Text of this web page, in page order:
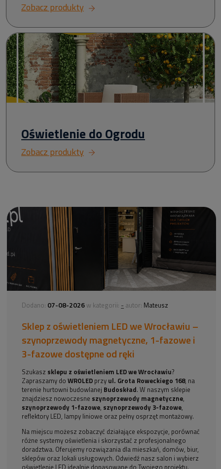
Zobacz produkty
Oświetlenie do Ogrodu
Zobacz produkty
Dodano: 07-08-2026 w kategorii: - autor: Mateusz
Sklep z oświetleniem LED we Wrocławiu –
szynoprzewody magnetyczne, 1-fazowe i
3-fazowe dostępne od ręki
Szukasz sklepu z oświetleniem LED we Wrocławiu?
Zapraszamy doWROLED przy ul. Grota Roweckiego 168, na
terenie hurtowni budowlanej Budoskład. W naszym sklepie
znajdziesz nowoczesne szynoprzewody magnetyczne,
szynoprzewody 1-fazowe, szynoprzewody 3-fazowe,
reflektory LED, lampy liniowe oraz pełny osprzęt montażowy.
Na miejscu możesz zobaczyć działające ekspozycje, porównać
różne systemy oświetlenia i skorzystać z profesjonalnego
doradztwa. Oferujemy rozwiązania dla mieszkań, domów, biur,
sklepów oraz lokali usługowych. Odwiedź nasz salon i wybierz